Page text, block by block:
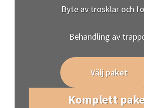
Byte av trösklar och
Behandling av
Välj paket
Komplett